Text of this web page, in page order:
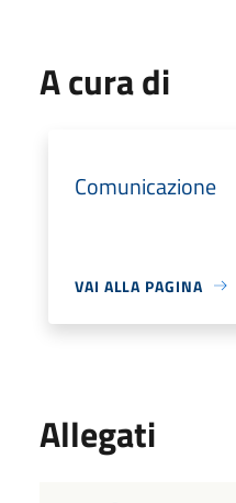
A cura di
Comunicazione
VAI ALLA PAGINA
Allegati